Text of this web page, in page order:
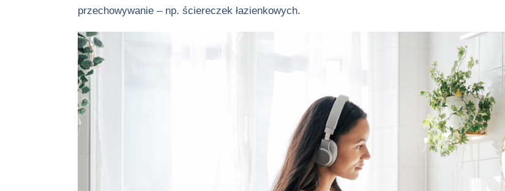
przechowywanie – np. ściereczek łazienkowych.